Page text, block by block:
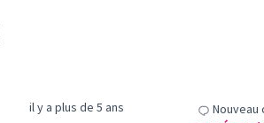
il y a plus de 5 ans Nouveau